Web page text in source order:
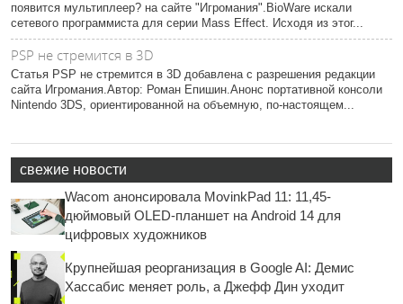
появится мультиплеер? на сайте "Игромания".BioWare искали
сетевого программиста для серии Mass Effect. Исходя из этог...
PSP не стремится в 3D
Статья PSP не стремится в 3D добавлена с разрешения редакции
сайта Игромания.Автор: Роман Епишин.Анонс портативной консоли
Nintendo 3DS, ориентированной на объемную, по-настоящем...
свежие новости
Wacom анонсировала MovinkPad 11: 11,45-
дюймовый OLED-планшет на Android 14 для
цифровых художников
Крупнейшая реорганизация в Google AI: Демис
Хассабис меняет роль, а Джефф Дин уходит